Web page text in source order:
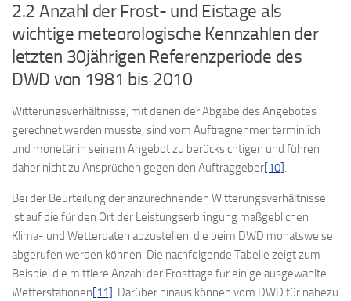
2.2 Anzahl der Frost- und Eistage als
wichtige meteorologische Kennzahlen der
letzten 30jährigen Referenzperiode des
DWD von 1981 bis 2010
Witterungsverhältnisse, mit denen der Abgabe des Angebotes
gerechnet werden musste, sind vom Auftragnehmer terminlich
und monetär in seinem Angebot zu berücksichtigen und führen
daher nicht zu Ansprüchen gegen den Auftraggeber [10] .
Bei der Beurteilung der anzurechnenden Witterungsverhältnisse
ist auf die für den Ort der Leistungserbringung maßgeblichen
Klima- und Wetterdaten abzustellen, die beim DWD monatsweise
abgerufen werden können. Die nachfolgende Tabelle zeigt zum
Beispiel die mittlere Anzahl der Frosttage für einige ausgewählte
Wetterstationen [11] . Darüber hinaus können vom DWD für nahezu